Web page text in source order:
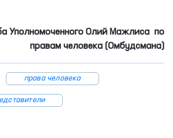
Уполномоченного Олий Мажлиса по
правам человека (Омбудсмана)
права человека